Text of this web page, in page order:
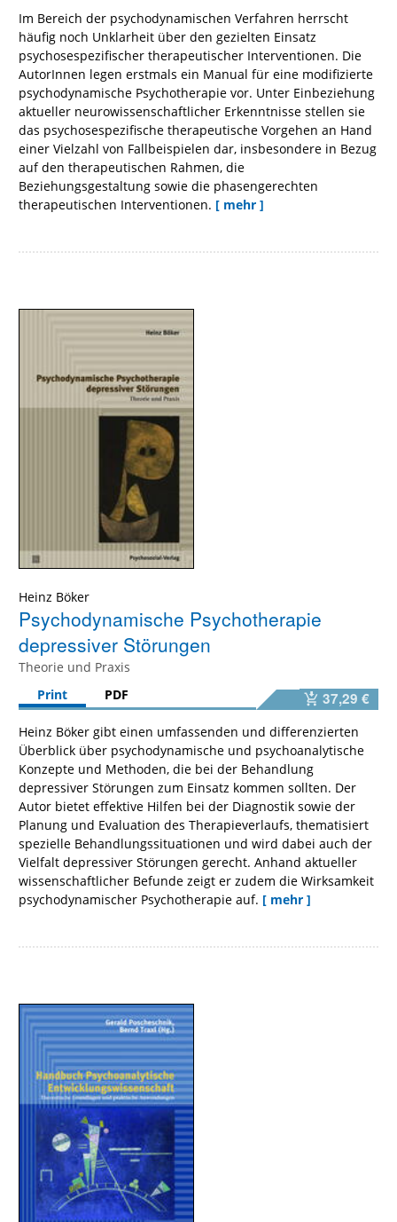
Im Bereich der psychodynamischen Verfahren herrscht
häufig noch Unklarheit über den gezielten Einsatz
psychosespezifischer therapeutischer Interventionen. Die
AutorInnen legen erstmals ein Manual für eine modifizierte
psychodynamische Psychotherapie vor. Unter Einbeziehung
aktueller neurowissenschaftlicher Erkenntnisse stellen sie
das psychosespezifische therapeutische Vorgehen an Hand
einer Vielzahl von Fallbeispielen dar, insbesondere in Bezug
auf den therapeutischen Rahmen, die
Beziehungsgestaltung sowie die phasengerechten
therapeutischen Interventionen. [ mehr ]
Heinz Böker
Psychodynamische Psychotherapie
depressiver Störungen
Theorie und Praxis
Print
PDF 37,29 €
Heinz Böker gibt einen umfassenden und differenzierten
Überblick über psychodynamische und psychoanalytische
Konzepte und Methoden, die bei der Behandlung
depressiver Störungen zum Einsatz kommen sollten. Der
Autor bietet effektive Hilfen bei der Diagnostik sowie der
Planung und Evaluation des Therapieverlaufs, thematisiert
spezielle Behandlungssituationen und wird dabei auch der
Vielfalt depressiver Störungen gerecht. Anhand aktueller
wissenschaftlicher Befunde zeigt er zudem die Wirksamkeit
psychodynamischer Psychotherapie auf. [ mehr ]